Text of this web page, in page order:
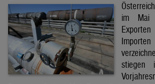
im Mai
stiegen